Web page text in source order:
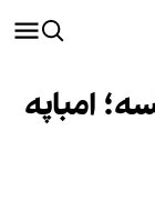
امباپه